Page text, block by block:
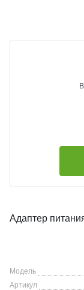
Адаптер
Модель
Артикул